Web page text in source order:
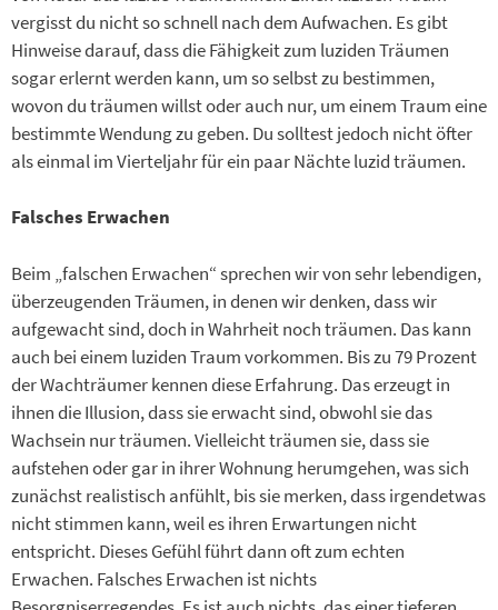
vergisst du nicht so schnell nach dem Aufwachen. Es gibt
Hinweise darauf, dass die Fähigkeit zum luziden Träumen
sogar erlernt werden kann, um so selbst zu bestimmen,
wovon du träumen willst oder auch nur, um einem Traum eine
bestimmte Wendung zu geben. Du solltest jedoch nicht öfter
als einmal im Vierteljahr für ein paar Nächte luzid träumen.
Falsches Erwachen
Beim „falschen Erwachen“ sprechen wir von sehr lebendigen,
überzeugenden Träumen, in denen wir denken, dass wir
aufgewacht sind, doch in Wahrheit noch träumen. Das kann
auch bei einem luziden Traum vorkommen. Bis zu 79 Prozent
der Wachträumer kennen diese Erfahrung. Das erzeugt in
ihnen die Illusion, dass sie erwacht sind, obwohl sie das
Wachsein nur träumen. Vielleicht träumen sie, dass sie
aufstehen oder gar in ihrer Wohnung herumgehen, was sich
zunächst realistisch anfühlt, bis sie merken, dass irgendetwas
nicht stimmen kann, weil es ihren Erwartungen nicht
entspricht. Dieses Gefühl führt dann oft zum echten
Erwachen. Falsches Erwachen ist nichts